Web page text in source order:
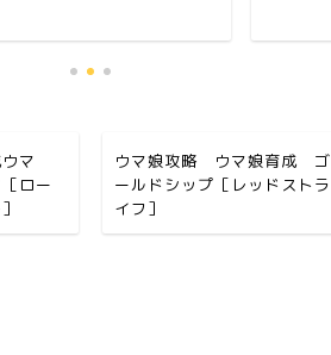
マ
ロー
ウマ娘攻略 ウマ娘育成 ゴ
ールドシップ［レッドストラ
イフ］